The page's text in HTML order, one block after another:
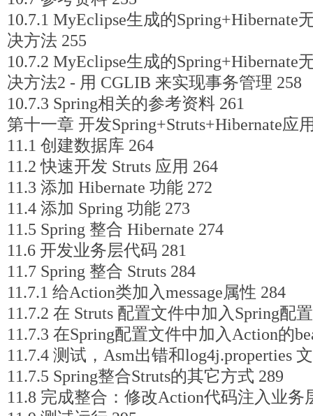
10.7.1 MyEclipse生成的Spring+Hibernate
决方法 255
10.7.2 MyEclipse生成的Spring+Hibernate
决方法2 - 用 CGLIB 来实现事务管理 258
10.7.3 Spring相关的参考资料 261
第十一章 开发Spring+Struts+Hibernate应
11.1 创建数据库 264
11.2 快速开发 Struts 应用 264
11.3 添加 Hibernate 功能 272
11.4 添加 Spring 功能 273
11.5 Spring 整合 Hibernate 274
11.6 开发业务层代码 281
11.7 Spring 整合 Struts 284
11.7.1 给Action类加入message属性 284
11.7.2 在 Struts 配置文件中加入Spring配
11.7.3 在Spring配置文件中加入Action的
11.7.4 测试，Asm出错和log4j.properties
11.7.5 Spring整合Struts的其它方式 289
11.8 完成整合：修改Action代码注入业务